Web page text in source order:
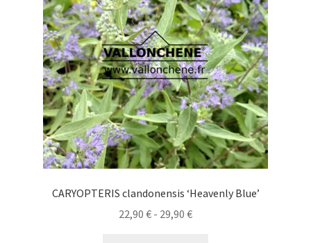
pueden
elegir
en
la
página
de
producto
CARYOPTERIS clandonensis ‘Heavenly Blue’
22,90 € - 29,90 €Rango